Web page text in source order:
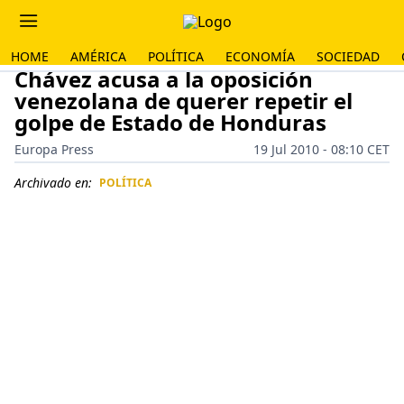
HOME AMÉRICA POLÍTICA ECONOMÍA SOCIEDAD
Chávez acusa a la oposición
venezolana de querer repetir el
golpe de Estado de Honduras
Europa Press
19 Jul 2010 - 08:10 CET
Archivado en: POLÍTICA